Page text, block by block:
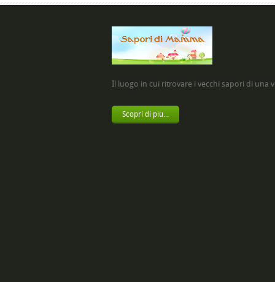
Il luogo in cui ritrovare i vecchi sapori di una
Scopri di più...